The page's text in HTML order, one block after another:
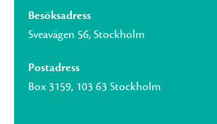
Besöksadress
Sveavägen 56, Stockholm
Postadress
Box 3159, 103 63 Stockholm